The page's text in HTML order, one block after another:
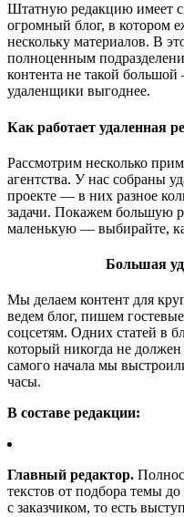
Штатную редакцию имеет
огромный блог, в котором
нескольку материалов. В
полноценным
контента не такой
удаленщики выгоднее.
Как работает удаленная
Рассмотрим несколько
агентства. У нас собраны
проекте — в них разное
задачи. Покажем большую
маленькую — выбирайте,
Большая
Мы делаем контент для
ведем блог, пишем
соцсетям. Одних статей в
который никогда не должен
самого начала мы
часы.
В составе редакции:
Главный редактор.
текстов от подбора темы
с заказчиком, то есть